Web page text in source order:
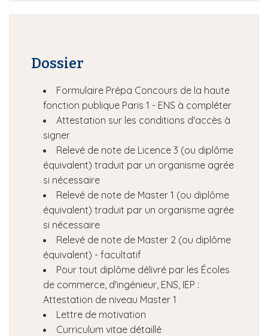
Dossier
Formulaire Prépa Concours de la haute
fonction publique Paris 1 - ENS à compléter
Attestation sur les conditions d'accès à
signer
Relevé de note de Licence 3 (ou diplôme
équivalent) traduit par un organisme agrée
si nécessaire
Relevé de note de Master 1 (ou diplôme
équivalent) traduit par un organisme agrée
si nécessaire
Relevé de note de Master 2 (ou diplôme
équivalent) - facultatif
Pour tout diplôme délivré par les Écoles
de commerce, d'ingénieur, ENS, IEP :
Attestation de niveau Master 1
Lettre de motivation
Curriculum vitae détaillé